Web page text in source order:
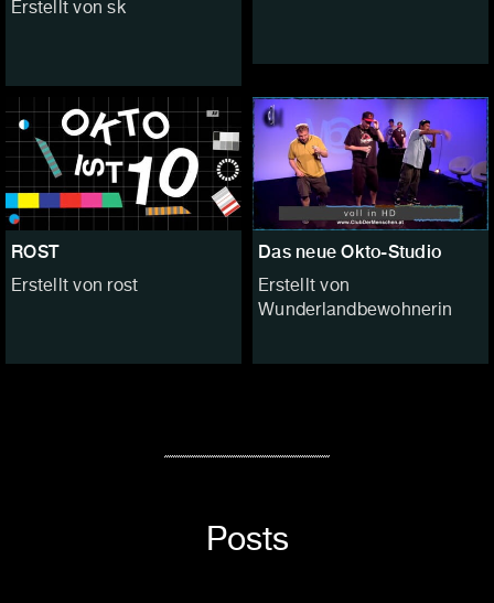
Erstellt von sk
ROST
Erstellt von rost
Das neue Okto-Studio
Erstellt von
Wunderlandbewohnerin
Posts